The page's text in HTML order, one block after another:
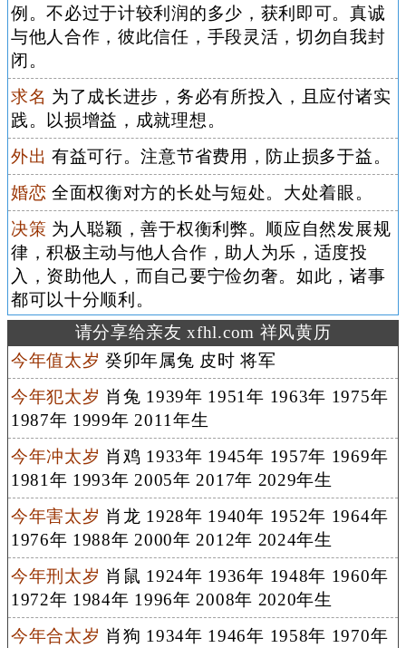
例。不必过于计较利润的多少，获利即可。真诚
与他人合作，彼此信任，手段灵活，切勿自我封
闭。
求名 为了成长进步，务必有所投入，且应付诸实
践。以损增益，成就理想。
外出 有益可行。注意节省费用，防止损多于益。
婚恋 全面权衡对方的长处与短处。大处着眼。
决策 为人聪颖，善于权衡利弊。顺应自然发展规
律，积极主动与他人合作，助人为乐，适度投
入，资助他人，而自己要宁俭勿奢。如此，诸事
都可以十分顺利。
请分享给亲友 xfhl.com 祥风黄历
今年值太岁 癸卯年属兔 皮时 将军
今年犯太岁 肖兔 1939年 1951年 1963年 1975年
1987年 1999年 2011年生
今年冲太岁 肖鸡 1933年 1945年 1957年 1969年
1981年 1993年 2005年 2017年 2029年生
今年害太岁 肖龙 1928年 1940年 1952年 1964年
1976年 1988年 2000年 2012年 2024年生
今年刑太岁 肖鼠 1924年 1936年 1948年 1960年
1972年 1984年 1996年 2008年 2020年生
今年合太岁 肖狗 1934年 1946年 1958年 1970年